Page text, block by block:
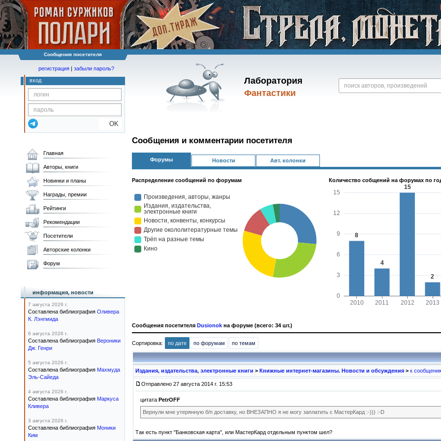
Сообщения посетителя
Лаборатория
Фантастики
регистрация | забыли пароль?
вход
OK
Сообщения и комментарии посетителя
Форумы Новости Авт. колонки
Распределение сообщений по форумам Количество собщений на форумах по
Сообщения посетителя Dusionok на форуме (всего: 34 шт.)
Сортировка: по дате по форумам по темам
Издания, издательства, электронные книги > Книжные интернет-магазины. Новости и обсуждения > к
Отправлено 27 августа 2014 г. 15:53
цитата PetrOFF
Вернули мне утерянную б/п доставку, но ВНЕЗАПНО я не могу заплатить с МастерКард :-))) :-D
Так есть пункт "Банковская карта", или МастерКард отдельным пунктом шел?
Главная
Авторы, книги
Новинки и планы
Награды, премии
Рейтинги
Рекомендации
Посетители
Авторские колонки
Форум
информация, новости
7 августа 2026 г.
Составлена библиография Оливера
К. Лэнгмида
6 августа 2026 г.
Составлена библиография Вероники
Дж. Генри
5 августа 2026 г.
Составлена библиография Махмуда
Эль-Сайеда
4 августа 2026 г.
Составлена библиография Маркуса
Кливера
3 августа 2026 г.
Составлена библиография Моники
Ким